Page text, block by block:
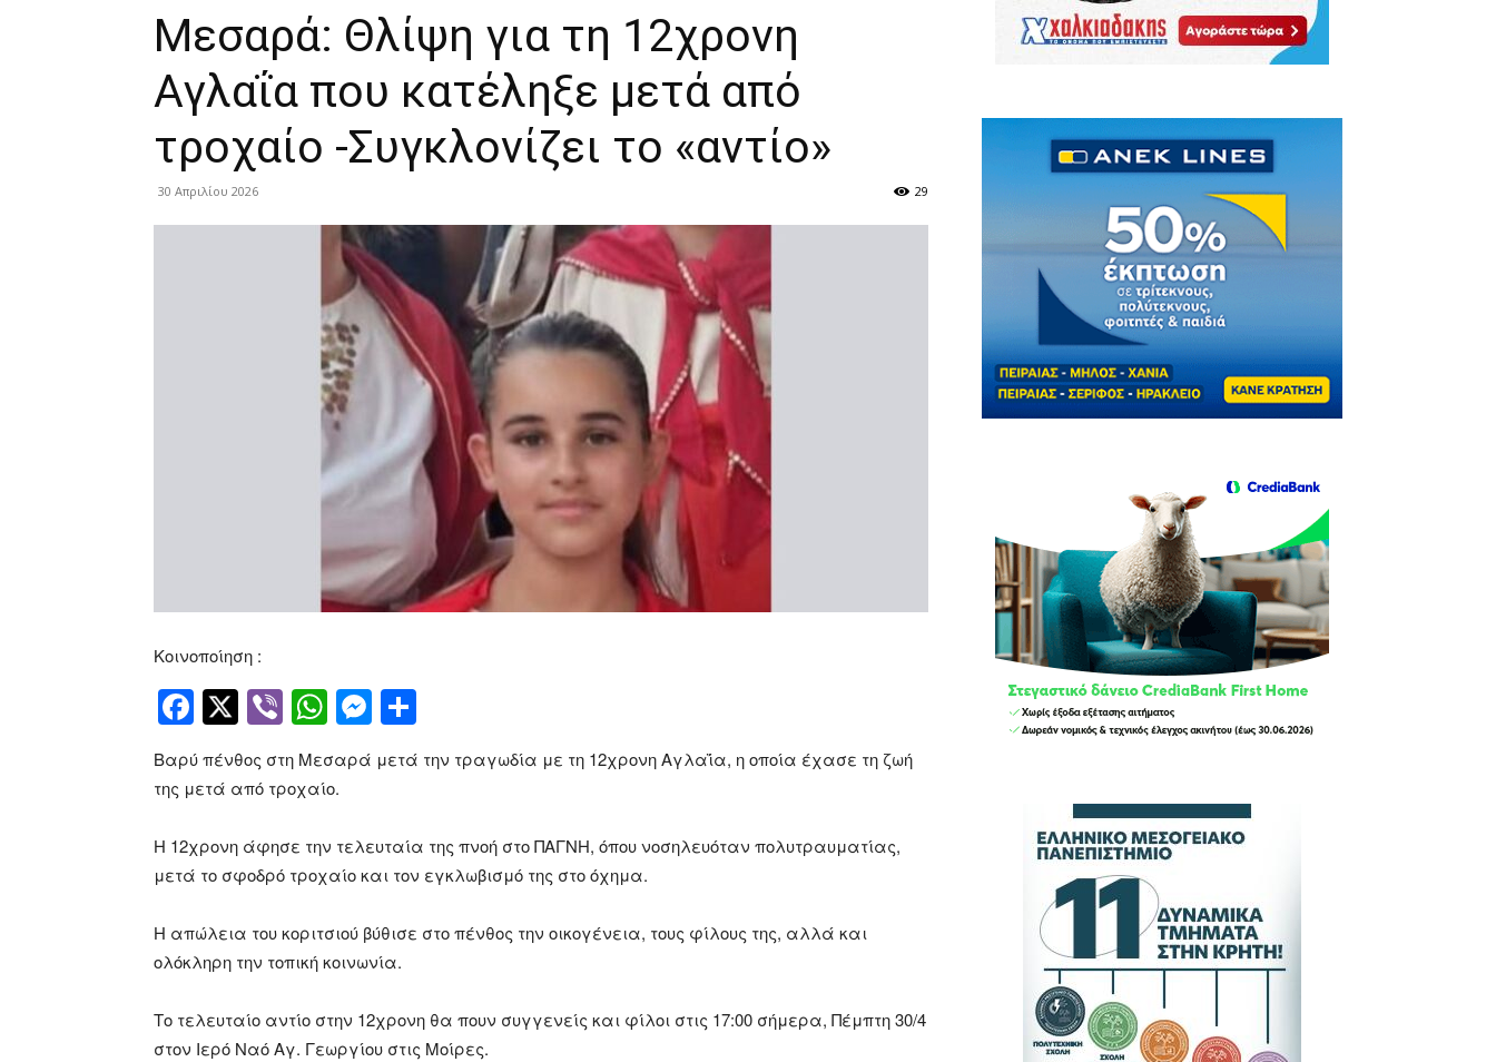
Μεσαρά: Θλίψη για τη 12χρονη
Αγλαΐα που κατέληξε μετά από
τροχαίο -Συγκλονίζει το «αντίο»
30 Απριλίου 2026 29
Κοινοποίηση :
Facebook
Twitter
ViberWhatsApp
Messenger
Βαρύ πένθος στη Μεσαρά μετά την τραγωδία με τη 12χρονη Αγλαΐα, η οποία έχασε τη ζωή
της μετά από τροχαίο.
Η 12χρονη άφησε την τελευταία της πνοή στο ΠΑΓΝΗ, όπου νοσηλευόταν πολυτραυματίας,
μετά το σφοδρό τροχαίο και τον εγκλωβισμό της στο όχημα.
Η απώλεια του κοριτσιού βύθισε στο πένθος την οικογένεια, τους φίλους της, αλλά και
ολόκληρη την τοπική κοινωνία.
Το τελευταίο αντίο στην 12χρονη θα πουν συγγενείς και φίλοι στις 17:00 σήμερα, Πέμπτη 30/4
στον Ιερό Ναό Αγ. Γεωργίου στις Μοίρες.